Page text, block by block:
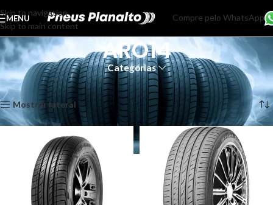
Skip to navigation
Skip to main content
MENU Compre pelo WhatsApp
ARO14
Categorias
Início ARO14 Página 3 Exibindo 25–36 de 42 resultados
Mostrar lateral